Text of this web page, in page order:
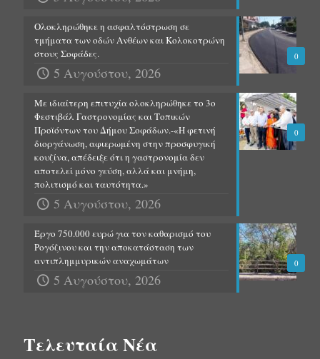
0
Ολοκληρώθηκε η ασφαλτόστρωση σε
τμήματα των οδών Ανθέων και Κολοκοτρώνη
στους Σοφάδες.
5 Αυγούστου, 2026
0
Με ιδιαίτερη επιτυχία ολοκληρώθηκε το 3ο
Φεστιβάλ Γαστρονομίας και Τοπικών
Προϊόντων του Δήμου Σοφάδων.-«Η φετινή
διοργάνωση, αφιερωμένη στην προσφυγική
κουζίνα, απέδειξε ότι η γαστρονομία δεν
αποτελεί μόνο γεύση, αλλά και μνήμη,
πολιτισμό και ταυτότητα.»
5 Αυγούστου, 2026
0
Έργο 750.000 ευρώ για τον καθαρισμό του
Ρογόζινου και την αποκατάσταση των
αντιπλημμυρικών αναχωμάτων
5 Αυγούστου, 2026
Τελευταία Νέα